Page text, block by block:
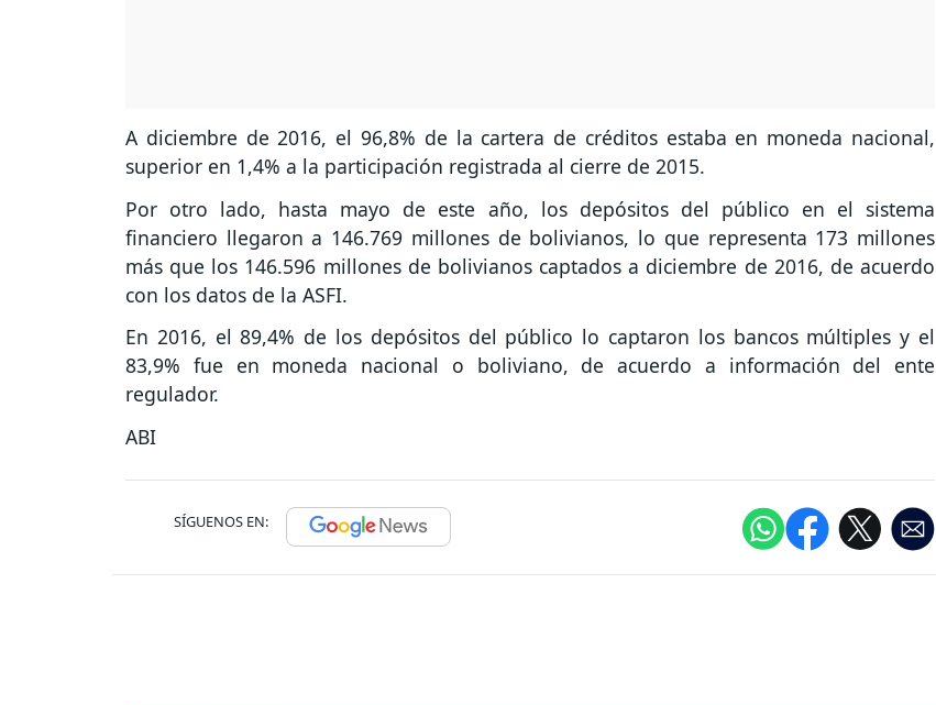
A diciembre de 2016, el 96,8% de la cartera de créditos estaba en moneda nacional,
superior en 1,4% a la participación registrada al cierre de 2015.
Por otro lado, hasta mayo de este año, los depósitos del público en el sistema
financiero llegaron a 146.769 millones de bolivianos, lo que representa 173 millones
más que los 146.596 millones de bolivianos captados a diciembre de 2016, de acuerdo
con los datos de la ASFI.
En 2016, el 89,4% de los depósitos del público lo captaron los bancos múltiples y el
83,9% fue en moneda nacional o boliviano, de acuerdo a información del ente
regulador.
ABI
SÍGUENOS EN: